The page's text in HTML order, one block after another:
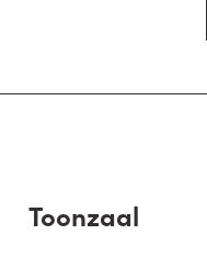
Toonzaal